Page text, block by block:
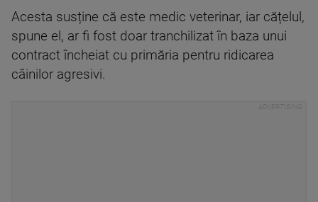
Acesta susține că este medic veterinar, iar cățelul,
spune el, ar fi fost doar tranchilizat în baza unui
contract încheiat cu primăria pentru ridicarea
câinilor agresivi.